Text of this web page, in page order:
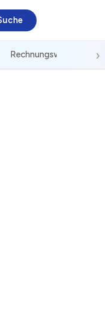
Rechnungswesen